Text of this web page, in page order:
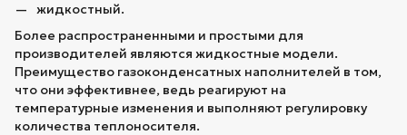
жидкостный.
Более распространенными и простыми для
производителей являются жидкостные модели.
Преимущество газоконденсатных наполнителей в том,
что они эффективнее, ведь реагируют на
температурные изменения и выполняют регулировку
количества теплоносителя.